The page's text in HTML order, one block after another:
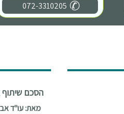
072-3310205
הסכם שיתוף
מאת: עו"ד